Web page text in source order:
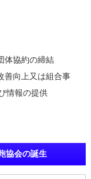
体協約の締結
善向上又は組合事
情報の提供
協会の誕生